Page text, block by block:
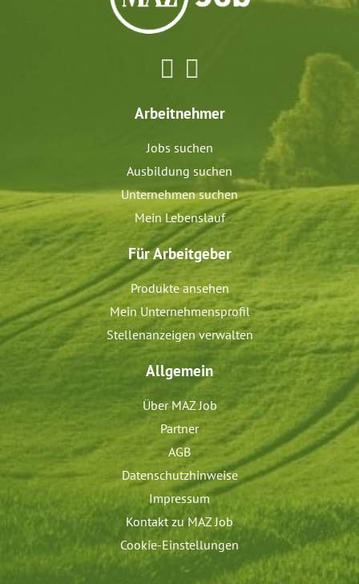
Arbeitnehmer
Jobs suchen
Ausbildung suchen
Unternehmen suchen
Mein Lebenslauf
Für Arbeitgeber
Produkte ansehen
Mein Unternehmensprofil
Stellenanzeigen verwalten
Allgemein
Über MAZ Job
Partner
AGB
Datenschutzhinweise
Impressum
Kontakt zu MAZ Job
Cookie-Einstellungen